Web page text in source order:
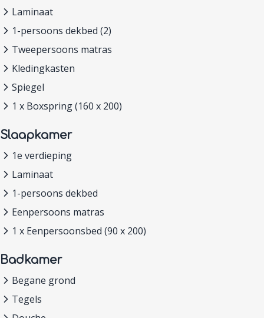
Laminaat
1-persoons dekbed (2)
Tweepersoons matras
Kledingkasten
Spiegel
1 x Boxspring (160 x 200)
Slaapkamer
1e verdieping
Laminaat
1-persoons dekbed
Eenpersoons matras
1 x Eenpersoonsbed (90 x 200)
Badkamer
Begane grond
Tegels